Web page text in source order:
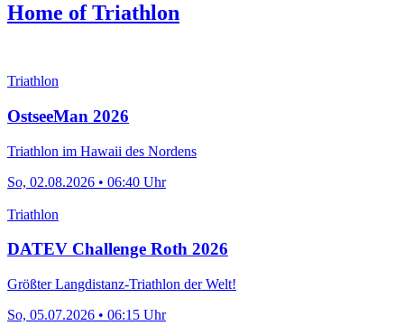
Home of Triathlon
Triathlon
OstseeMan 2026
Triathlon im Hawaii des Nordens
So, 02.08.2026 • 06:40 Uhr
Triathlon
DATEV Challenge Roth 2026
Größter Langdistanz-Triathlon der Welt!
So, 05.07.2026 • 06:15 Uhr